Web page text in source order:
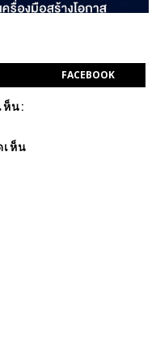
FACEBOOK
ห็น:
ห็น